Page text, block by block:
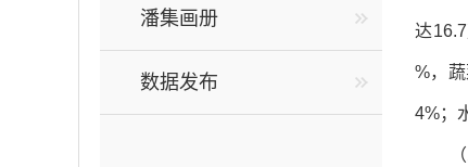
潘集画册
数据发布
达
%，
4%；